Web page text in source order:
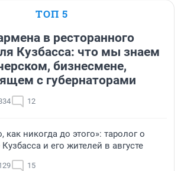
ТОП 5
в ресторанного
Кузбасса: что мы знаем
бизнесмене,
с губернаторами
12
как никогда до этого»: таролог о
Кузбасса и его жителей в августе
15